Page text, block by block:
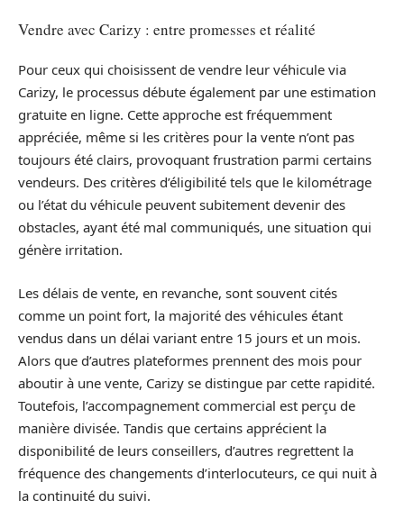
Vendre avec Carizy : entre promesses et réalité
Pour ceux qui choisissent de vendre leur véhicule via
Carizy, le processus débute également par une estimation
gratuite en ligne. Cette approche est fréquemment
appréciée, même si les critères pour la vente n’ont pas
toujours été clairs, provoquant frustration parmi certains
vendeurs. Des critères d’éligibilité tels que le kilométrage
ou l’état du véhicule peuvent subitement devenir des
obstacles, ayant été mal communiqués, une situation qui
génère irritation.
Les délais de vente, en revanche, sont souvent cités
comme un point fort, la majorité des véhicules étant
vendus dans un délai variant entre 15 jours et un mois.
Alors que d’autres plateformes prennent des mois pour
aboutir à une vente, Carizy se distingue par cette rapidité.
Toutefois, l’accompagnement commercial est perçu de
manière divisée. Tandis que certains apprécient la
disponibilité de leurs conseillers, d’autres regrettent la
fréquence des changements d’interlocuteurs, ce qui nuit à
la continuité du suivi.